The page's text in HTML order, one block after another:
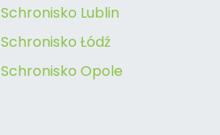
Schronisko Lublin
Schronisko Łódź
Schronisko Opole